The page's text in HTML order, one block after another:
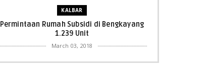
KALBAR
Permintaan Rumah Subsidi di Bengkayang
1.239 Unit
March 03, 2018
KALBAR